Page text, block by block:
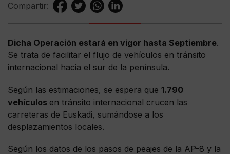
Compartir:
Dicha Operación estará en vigor hasta Septiembre.
Se trata de facilitar el flujo de vehículos en tránsito
internacional hacia el sur de la península.
Según las estimaciones, se espera que 1.790
vehículos en tránsito internacional crucen las
carreteras de Euskadi, sumándose a los
desplazamientos locales.
Según los datos de los pasos de peajes de la AP-8 y la